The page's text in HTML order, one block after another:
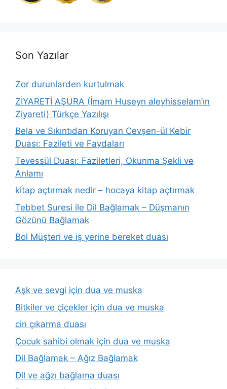
Son Yazılar
Zor durunlarden kurtulmak
ZİYARETİ AŞURA (İmam Huseyn aleyhisselam’ın
Ziyareti) Türkçe Yazılışı
Bela ve Sıkıntıdan Koruyan Cevşen-ül Kebir
Duası: Fazileti ve Faydaları
Tevessül Duası: Faziletleri, Okunma Şekli ve
Anlamı
kitap açtırmak nedir – hocaya kitap açtırmak
Tebbet Suresi ile Dil Bağlamak – Düşmanın
Gözünü Bağlamak
Bol Müşteri ve iş yerine bereket duası
Aşk ve sevgi için dua ve muska
Bitkiler ve çiçekler için dua ve muska
cin çıkarma duası
Çocuk sahibi olmak için dua ve muska
Dil Bağlamak – Ağız Bağlamak
Dil ve ağzı bağlama duası